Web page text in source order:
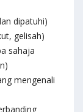
dipatuhi)
gelisah)
sahaja
mengenali